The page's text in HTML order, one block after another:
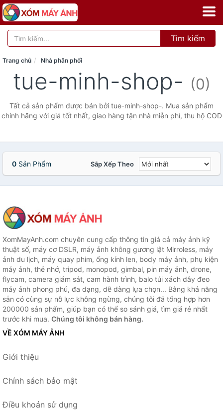
Tìm kiếm
Trang chủ Nhà phân phối
tue-minh-shop- (0)
Tất cả sản phẩm được bán bởi tue-minh-shop-. Mua sản phẩm
chính hãng với giá tốt nhất, giao hàng tận nhà miễn phí, thu hộ COD
0 Sản Phẩm Sắp Xếp Theo
XomMayAnh.com chuyên cung cấp thông tin giá cả máy ảnh kỹ
thuật số, máy cơ DSLR, máy ảnh không gương lật Mirroless, máy
ảnh du lịch, máy quay phim, ống kính len, body máy ảnh, phụ kiện
máy ảnh, thẻ nhớ, tripod, monopod, gimbal, pin máy ảnh, drone,
flycam, camera giám sát, cam hành trình, balo túi xách dây đeo
máy ảnh phong phú, đa dạng, dễ dàng lựa chọn... Bằng khả năng
sẵn có cùng sự nỗ lực không ngừng, chúng tôi đã tổng hợp hơn
200000 sản phẩm, giúp bạn có thể so sánh giá, tìm giá rẻ nhất
trước khi mua. Chúng tôi không bán hàng.
VỀ XÓM MÁY ẢNH
Giới thiệu
Chính sách bảo mật
Điều khoản sử dụng